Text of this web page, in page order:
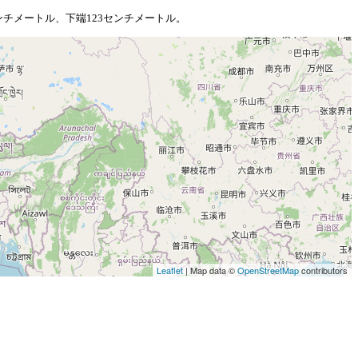
ートル、下端123センチメートル。
Leaflet | Map data ©OpenStreetMapcontributors